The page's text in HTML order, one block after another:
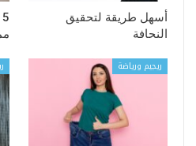
أسهل طريقة لتحقيق
النحافة
ريجيم ورياضة